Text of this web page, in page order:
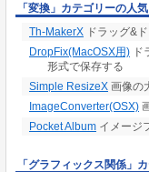
「変換」カテゴリーの人
Th-MakerX ドラッグ&
DropFix(MacOSX用) ド
形式で保存する
Simple ResizeX 画像の
ImageConverter(OSX)
Pocket Album イメージ
「グラフィックス関係」